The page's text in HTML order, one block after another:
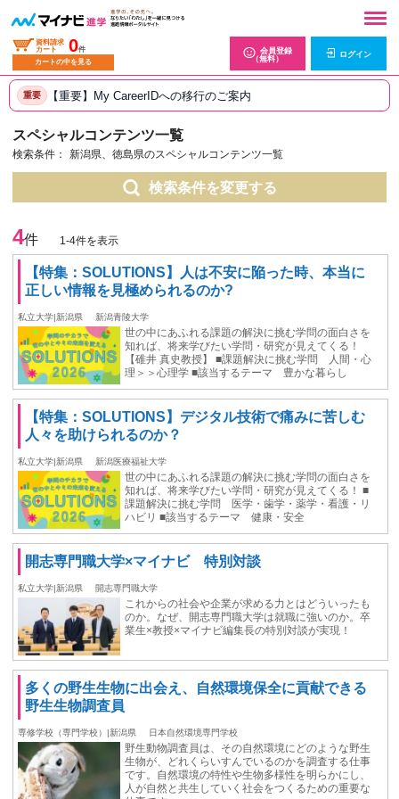
資料請求
カート
0件
カートの中を見る
会員登録
（無料）
ログイン
重要 【重要】My CareerIDへの移行のご案内
スペシャルコンテンツ一覧
検索条件： 新潟県、徳島県のスペシャルコンテンツ一覧
検索条件を変更する
4件 1-4件を表示
【特集：SOLUTIONS】⼈は不安に陥った時、本当に
正しい情報を⾒極められるのか?
私立大学|新潟県 新潟青陵大学
世の中にあふれる課題の解決に挑む学問の面白さを
知れば、将来学びたい学問・研究が見えてくる！
【碓井 真史教授】 ■課題解決に挑む学問 人間・心
理＞＞心理学 ■該当するテーマ 豊かな暮らし
【特集：SOLUTIONS】デジタル技術で痛みに苦しむ
人々を助けられるのか？
私立大学|新潟県 新潟医療福祉大学
世の中にあふれる課題の解決に挑む学問の面白さを
知れば、将来学びたい学問・研究が見えてくる！ ■
課題解決に挑む学問 医学・歯学・薬学・看護・リ
ハビリ ■該当するテーマ 健康・安全
開志専門職大学×マイナビ 特別対談
私立大学|新潟県 開志専門職大学
これからの社会や企業が求める力とはどういったも
のか。なぜ、開志専門職大学は就職に強いのか。卒
業生×教授×マイナビ編集長の特別対談が実現！
多くの野生生物に出会え、自然環境保全に貢献できる
野生生物調査員
専修学校（専門学校）|新潟県 日本自然環境専門学校
野生動物調査員は、その自然環境にどのような野生
生物が、どれくらいすんでいるのかを調査する仕事
です。自然環境の特性や生物多様性を明らかにし、
⼈が⾃然と共⽣していく社会をつくるための重要な